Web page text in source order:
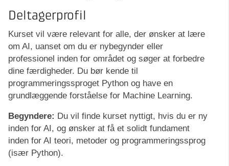
Deltagerprofil
Kurset vil være relevant for alle, der ønsker at lære
om AI, uanset om du er nybegynder eller
professionel inden for området og søger at forbedre
dine færdigheder. Du bør kende til
programmeringssproget Python og have en
grundlæggende forståelse for Machine Learning.
Begyndere: Du vil finde kurset nyttigt, hvis du er ny
inden for AI, og ønsker at få et solidt fundament
inden for AI teori, metoder og programmeringssprog
(især Python).